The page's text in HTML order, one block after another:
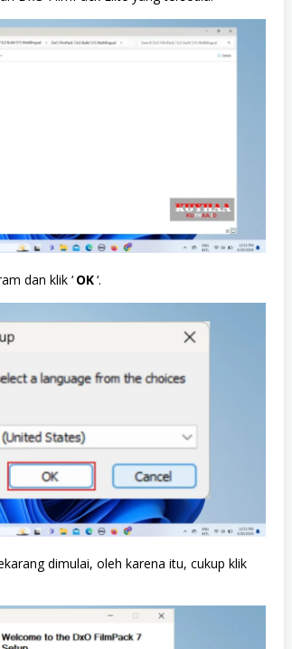
dan klik ‘ OK‘.
dimulai, oleh karena itu, cukup klik